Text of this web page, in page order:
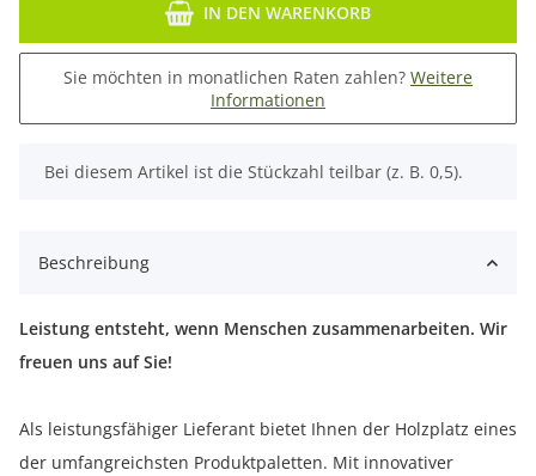
IN DEN WARENKORB
Sie möchten in monatlichen Raten zahlen? Weitere
Informationen
x
Bei diesem Artikel ist die Stückzahl teilbar (z. B. 0,5).
Beschreibung
Leistung entsteht, wenn Menschen zusammenarbeiten. Wir
freuen uns auf Sie!
Als leistungsfähiger Lieferant bietet Ihnen der Holzplatz eines
der umfangreichsten Produktpaletten. Mit innovativer